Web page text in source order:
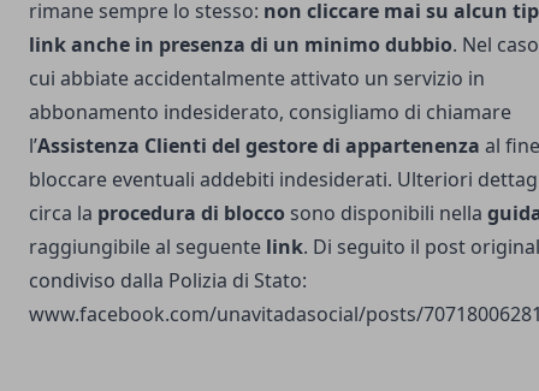
rimane sempre lo stesso: non cliccare mai su alcun
link anche in presenza di un minimo dubbio. Nel
cui abbiate accidentalmente attivato un servizio in
abbonamento indesiderato, consigliamo di chiamare
l’Assistenza Clienti del gestore di appartenenza al
bloccare eventuali addebiti indesiderati. Ulteriori
circa la procedura di blocco sono disponibili nella
raggiungibile al seguente link. Di seguito il post
condiviso dalla Polizia di Stato:
www.facebook.com/unavitadasocial/posts/